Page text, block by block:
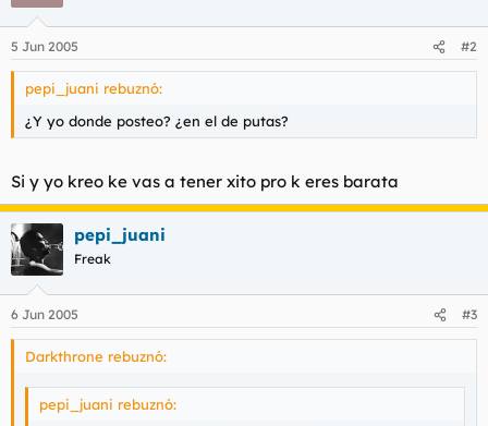
5 Jun 2005 #2
pepi_juani rebuznó:
¿Y yo donde posteo? ¿en el de putas?
Si y yo kreo ke vas a tener xito pro k eres barata
pepi_juani
Freak
6 Jun 2005 #3
Darkthrone rebuznó:
pepi_juani rebuznó: